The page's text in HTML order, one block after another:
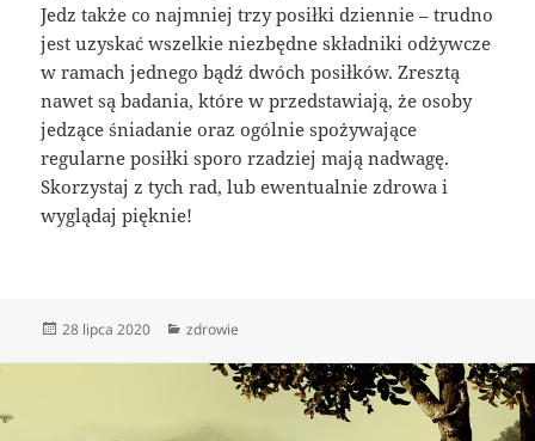
Jedz także co najmniej trzy posiłki dziennie – trudno
jest uzyskać wszelkie niezbędne składniki odżywcze
w ramach jednego bądź dwóch posiłków. Zresztą
nawet są badania, które w przedstawiają, że osoby
jedzące śniadanie oraz ogólnie spożywające
regularne posiłki sporo rzadziej mają nadwagę.
Skorzystaj z tych rad, lub ewentualnie zdrowa i
wyglądaj pięknie!
Data
28 lipca 2020 Kategorie
zdrowie